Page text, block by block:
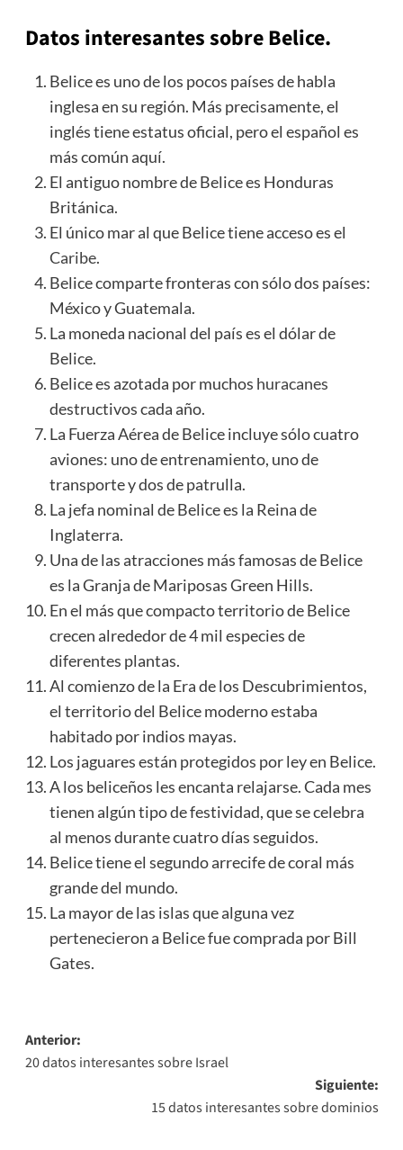
Datos interesantes sobre Belice.
Belice es uno de los pocos países de habla
inglesa en su región. Más precisamente, el
inglés tiene estatus oficial, pero el español es
más común aquí.
El antiguo nombre de Belice es Honduras
Británica.
El único mar al que Belice tiene acceso es el
Caribe.
Belice comparte fronteras con sólo dos países:
México y Guatemala.
La moneda nacional del país es el dólar de
Belice.
Belice es azotada por muchos huracanes
destructivos cada año.
La Fuerza Aérea de Belice incluye sólo cuatro
aviones: uno de entrenamiento, uno de
transporte y dos de patrulla.
La jefa nominal de Belice es la Reina de
Inglaterra.
Una de las atracciones más famosas de Belice
es la Granja de Mariposas Green Hills.
En el más que compacto territorio de Belice
crecen alrededor de 4 mil especies de
diferentes plantas.
Al comienzo de la Era de los Descubrimientos,
el territorio del Belice moderno estaba
habitado por indios mayas.
Los jaguares están protegidos por ley en Belice.
A los beliceños les encanta relajarse. Cada mes
tienen algún tipo de festividad, que se celebra
al menos durante cuatro días seguidos.
Belice tiene el segundo arrecife de coral más
grande del mundo.
La mayor de las islas que alguna vez
pertenecieron a Belice fue comprada por Bill
Gates.
Navegación
de
Anterior:
20 datos interesantes sobre Israel
Siguiente:
15 datos interesantes sobre dominios